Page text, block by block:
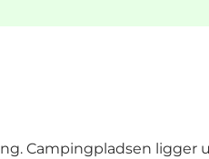
Campingpladsen ligger